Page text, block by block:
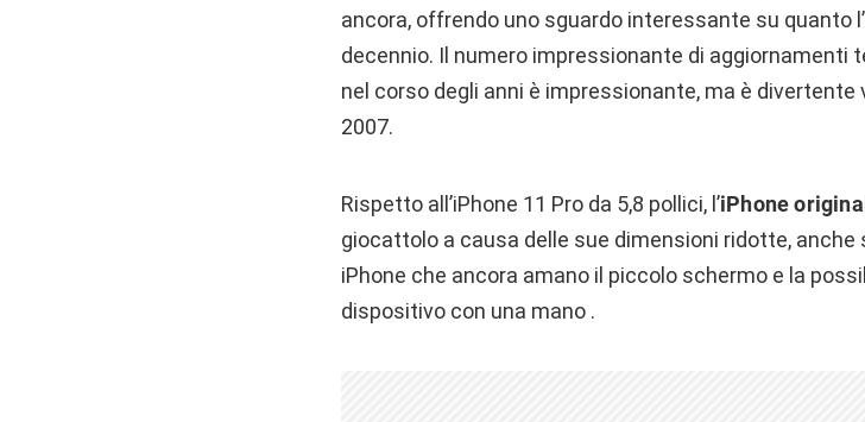
ancora, offrendo uno sguardo interessante su quanto
decennio. Il numero impressionante di
nel corso degli anni è impressionante, ma è
2007.
Rispetto all’iPhone 11 Pro da 5,8 pollici, l’iPhone
giocattolo a causa delle sue dimensioni ridotte, anche
iPhone che ancora amano il piccolo schermo e la
dispositivo con una mano .